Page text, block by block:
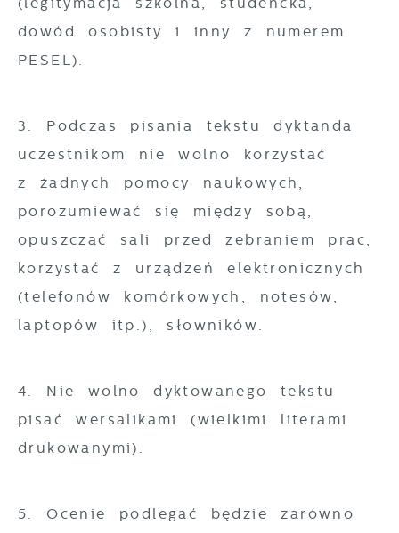
dowód osobisty i inny z numerem
PESEL).
3. Podczas pisania tekstu dyktanda
uczestnikom nie wolno korzystać
z żadnych pomocy naukowych,
porozumiewać się między sobą,
opuszczać sali przed zebraniem prac,
korzystać z urządzeń elektronicznych
(telefonów komórkowych, notesów,
laptopów itp.), słowników.
4. Nie wolno dyktowanego tekstu
pisać wersalikami (wielkimi literami
drukowanymi).
5. Ocenie podlegać będzie zarówno